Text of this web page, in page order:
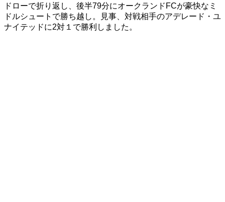
ドローで折り返し、後半79分にオークランドFCが豪快なミ
ドルシュートで勝ち越し。見事、対戦相手のアデレード・ユ
ナイテッドに2対１で勝利しました。